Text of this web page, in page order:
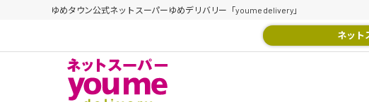
ゆめタウン公式ネットスーパーゆめデリバリー「youme delivery」
ネット